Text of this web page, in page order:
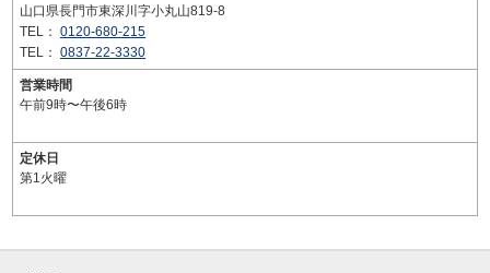
山口県長門市東深川字小丸山819-8
TEL： 0120-680-215
TEL： 0837-22-3330
営業時間
午前9時〜午後6時
定休日
第1火曜